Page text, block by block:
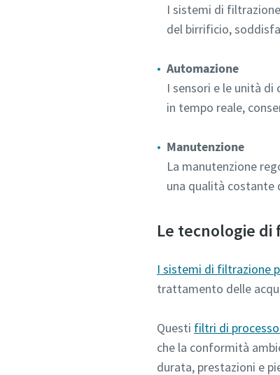
I sistemi di
del birrificio,
Automazione
I sensori e le unità
in tempo reale,
Manutenzione
La manutenzione
una qualità costante
Le tecnologie di
I sistemi di filtrazione
trattamento delle
Questi filtri di
che la conformità
durata, prestazioni e